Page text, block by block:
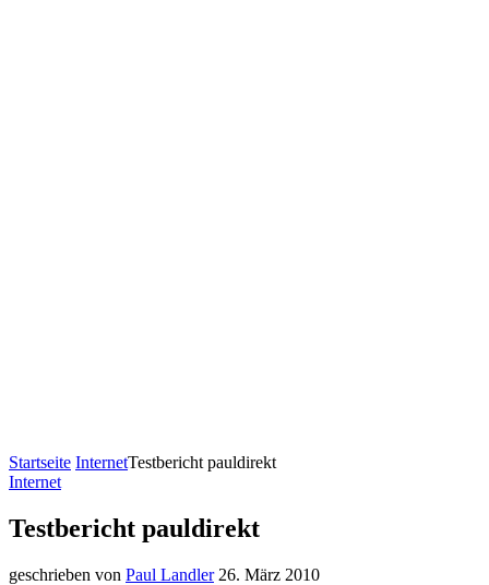
Startseite InternetTestbericht pauldirekt
Internet
Testbericht pauldirekt
geschrieben von Paul Landler 26. März 2010